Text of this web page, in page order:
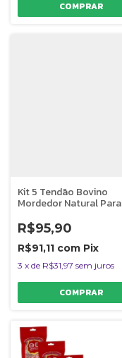
Kit 5 Tendão Bovino
Mordedor Natural Para
AlecrimPet
R$95,90
R$91,11 com Pix
3 x de R$31,97 sem juros